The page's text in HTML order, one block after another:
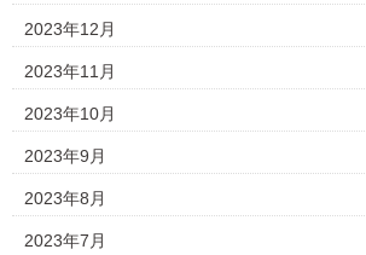
2023年12月
2023年11月
2023年10月
2023年9月
2023年8月
2023年7月